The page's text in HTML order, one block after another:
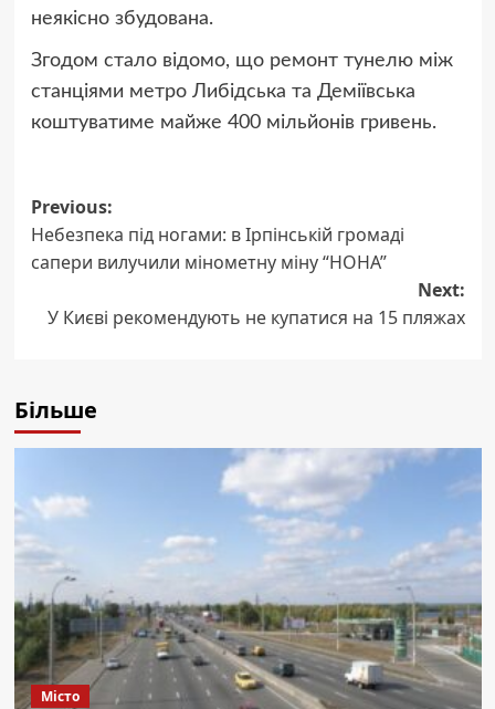
неякісно збудована.
Згодом стало відомо, що ремонт тунелю між
станціями метро Либідська та Деміївська
коштуватиме майже 400 мільйонів гривень.
Post
navigation
Previous:
Небезпека під ногами: в Ірпінській громаді
сапери вилучили мінометну міну “НОНА”
Next:
У Києві рекомендують не купатися на 15 пляжах
Більше
Місто